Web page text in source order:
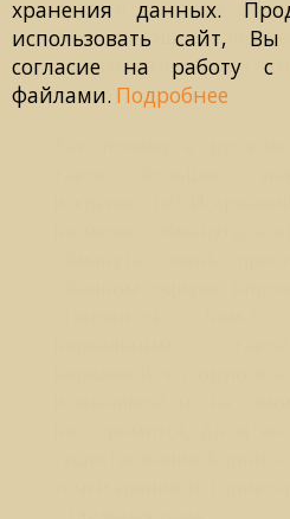
другого действия,
Я с помощью
данных, называемых
хранения данных.
использовать сайт, Вы
согласие на работу с
файлами. Подробнее